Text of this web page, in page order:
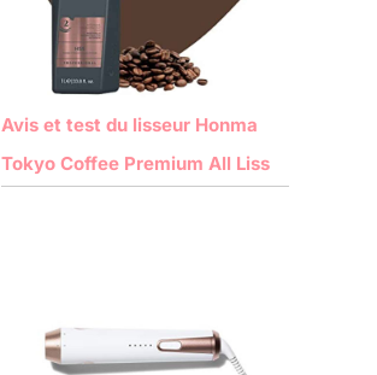
Avis et test du lisseur Honma
Tokyo Coffee Premium All Liss